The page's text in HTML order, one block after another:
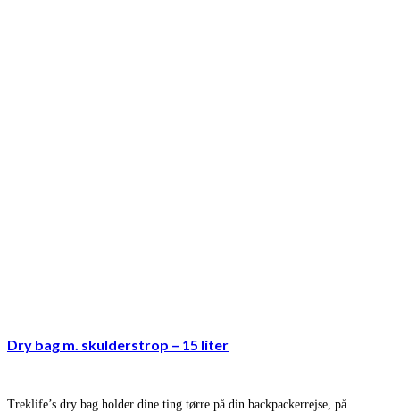
Dry bag m. skulderstrop – 15 liter
Treklife’s dry bag holder dine ting tørre på din backpackerrejse, på